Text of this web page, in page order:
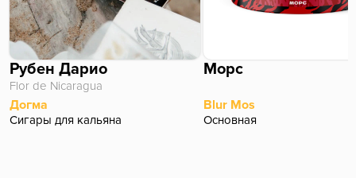
Рубен Дарио
Flor de Nicaragua
Догма
Сигары для кальяна
Морс
Blur Mos
Основная